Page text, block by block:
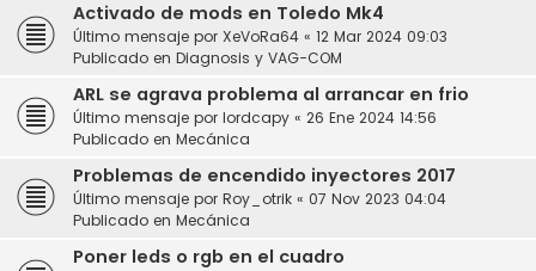
Activado de mods en Toledo Mk4
Último mensaje por XeVoRa64 « 12 Mar 2024 09:03
Publicado en Diagnosis y VAG-COM
ARL se agrava problema al arrancar en frio
Último mensaje por lordcapy « 26 Ene 2024 14:56
Publicado en Mecánica
Problemas de encendido inyectores 2017
Último mensaje por Roy_otrik « 07 Nov 2023 04:04
Publicado en Mecánica
Poner leds o rgb en el cuadro